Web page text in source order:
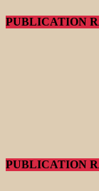
PUBLICATION
PUBLICATION